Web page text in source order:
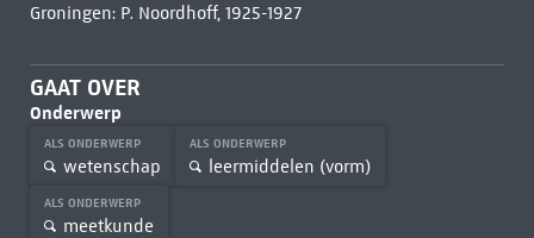
Groningen: P. Noordhoff, 1925-1927
GAAT OVER
Onderwerp
ALS ONDERWERP
wetenschap
ALS ONDERWERP
leermiddelen (vorm)
ALS ONDERWERP
meetkunde